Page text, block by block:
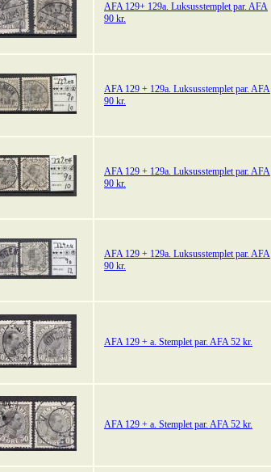
AFA 129+ 129a. Luksusstemplet par. AFA
90 kr.
AFA 129 + 129a. Luksusstemplet par. AFA
90 kr.
AFA 129 + 129a. Luksusstemplet par. AFA
90 kr.
AFA 129 + 129a. Luksusstemplet par. AFA
90 kr.
AFA 129 + a. Stemplet par. AFA 52 kr.
AFA 129 + a. Stemplet par. AFA 52 kr.